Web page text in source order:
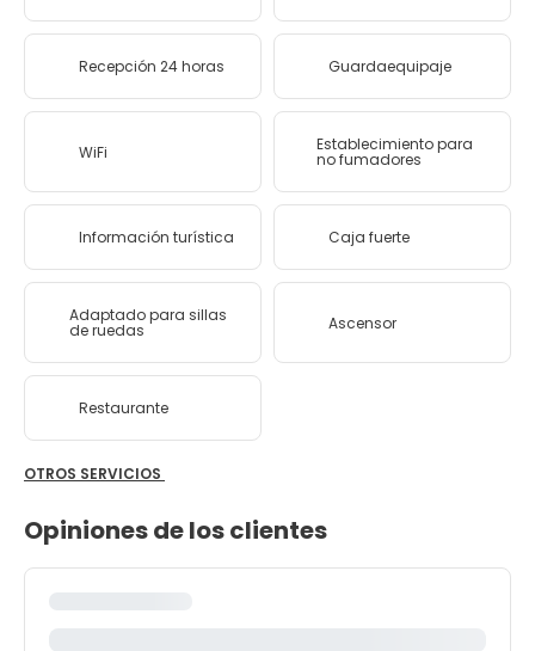
Recepción 24 horas Guardaequipaje
WiFi Establecimiento para
no fumadores
Información turística Caja fuerte
Adaptado para sillas
de ruedas Ascensor
Restaurante
OTROS SERVICIOS
Opiniones de los clientes